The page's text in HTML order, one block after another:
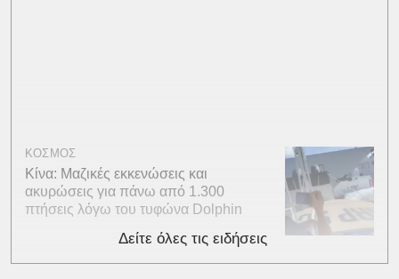
ΚΟΣΜΟΣ
Κίνα: Μαζικές εκκενώσεις και
ακυρώσεις για πάνω από 1.300
πτήσεις λόγω του τυφώνα Dolphin
Δείτε όλες τις ειδήσεις